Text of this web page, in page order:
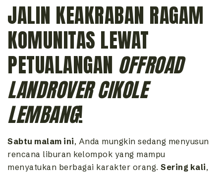
JALIN KEAKRABAN RAGAM
KOMUNITAS LEWAT
PETUALANGAN OFFROAD
LANDROVER CIKOLE
LEMBANG!
Sabtu malam ini, Anda mungkin sedang menyusun
rencana liburan kelompok yang mampu
menyatukan berbagai karakter orang. Sering kali,